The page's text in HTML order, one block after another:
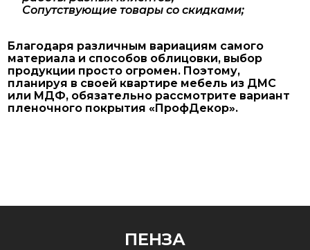
Сопутствующие товары со скидками;
Благодаря различным вариациям самого
материала и способов облицовки, выбор
продукции просто огромен. Поэтому,
планируя в своей квартире мебель из ДМС
или МДФ, обязательно рассмотрите вариант
пленочного покрытия «ПрофДекор».
ПЕНЗА